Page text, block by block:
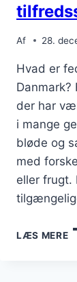
Af 28.
Hvad er
Danmark?
der har
i mange
bløde og
med
eller frugt.
LÆS MERE